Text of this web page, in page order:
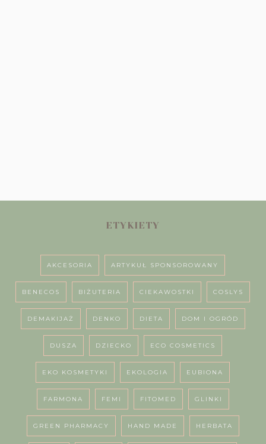
ETYKIETY
AKCESORIA ARTYKUŁ SPONSOROWANY
BENECOS BIŻUTERIA CIEKAWOSTKI COSLYS
DEMAKIJAŻ DENKO DIETA DOM I OGRÓD
DUSZA DZIECKO ECO COSMETICS
EKO KOSMETYKI EKOLOGIA EUBIONA
FARMONA FEMI FITOMED GLINKI
GREEN PHARMACY HAND MADE HERBATA